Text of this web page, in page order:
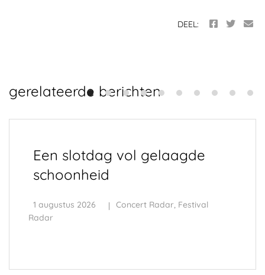
DEEL:
gerelateerde berichten
Een slotdag vol gelaagde
schoonheid
1 augustus 2026 Concert Radar Festival
Radar